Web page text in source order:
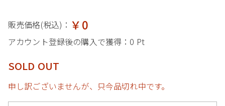
販売価格(税込)： ￥0
アカウント登録後の購入で獲得： 0 Pt
SOLD OUT
申し訳ございませんが、只今品切れ中です。